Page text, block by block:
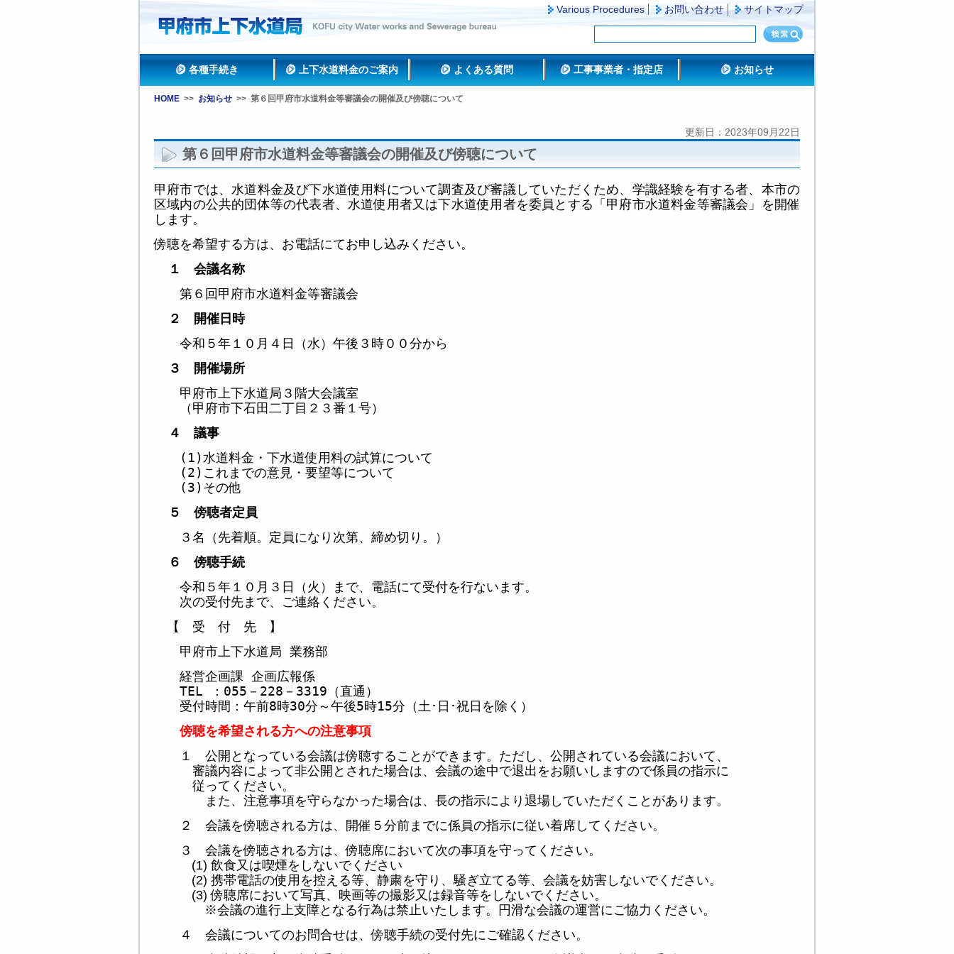
Various Procedures お問い合わせ サイトマップ
各種手続き 上下水道料金のご案内 よくある質問 工事事業者・指定店 お知らせ
HOME >> お知らせ >> 第６回甲府市水道料金等審議会の開催及び傍聴について
更新日：2023年09月22日
第６回甲府市水道料金等審議会の開催及び傍聴について
甲府市では、水道料金及び下水道使用料について調査及び審議していただくため、学識経験を有する者、本市の
区域内の公共的団体等の代表者、水道使用者又は下水道使用者を委員とする「甲府市水道料金等審議会」を開催
します。
傍聴を希望する方は、お電話にてお申し込みください。
１ 会議名称
第６ 回甲府市水道料金等審議会
２ 開催日時
令和５年１０月４日（水）午後３時００分から
３ 開催場所
甲府市上下水道局３階大会議室
（甲府市下石田二丁目２３番１号）
４ 議事
(1) 水道料金・下水道使用料の試算について
(2) これまでの意見・要望等について
(3) その他
５ 傍聴者定員
３名（先着順。定員になり次第、締め切り。）
６ 傍聴手続
令和５年１０月３日（火）まで、電話にて受付を行ないます。
次の受付先まで、ご連絡ください。
【 受 付 先 】
甲府市上下水道局 業務部
経営企画課 企画広報係
TEL
： 055 － 228 － 3319 （直通）
受付時間 ：午前8時30分～午後5時15分（土･ 日･祝日を除く）
傍聴を希望される方への注意事項
１ 公開となっている会議は傍聴することができます。ただし、公開されている会議において、
審議内容によって非公開とされた場合は、会議の途中で退出をお願いしますので係員の指示に
従ってください。
また、注意事項を守らなかった場合は、長の指示により退場していただくことがあります。
２ 会議を傍聴される方は、開催５分前までに係員の指示に従い着席してください。
３ 会議を傍聴される方は、傍聴席において次の事項を守ってください。
(1)飲食又は喫煙をしないでください
(2)携帯電話の使用を控える等、静粛を守り、騒ぎ立てる等、会議を妨害しないでください。
(3) 傍聴席において写真、映画等の撮影又は録音等をしないでください。
※会議の進行上支障となる行為は禁止いたします。円滑な会議の運営にご協力ください。
４ 会議についてのお問合せは、傍聴手続の受付先にご確認ください。